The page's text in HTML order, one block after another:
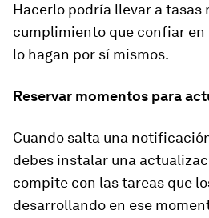
Hacerlo podría llevar a tasas
cumplimiento que confiar en
lo hagan por sí mismos.
Reservar momentos para
Cuando salta una
debes instalar una
compite con las tareas que
desarrollando en ese